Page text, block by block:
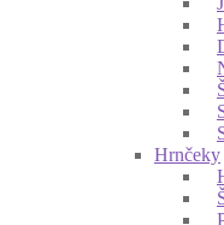
Hrnčeky